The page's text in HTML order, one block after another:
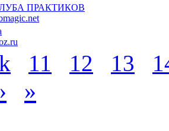
ПРАКТИКОВ
11 12 13
› »